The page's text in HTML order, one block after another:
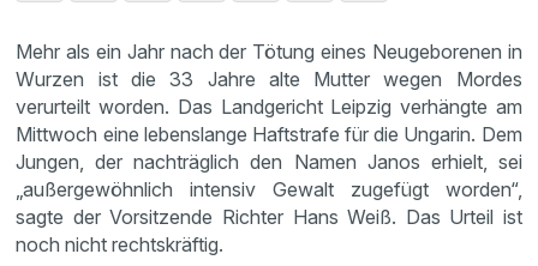
Mehr als ein Jahr nach der Tötung eines Neugeborenen in
Wurzen ist die 33 Jahre alte Mutter wegen Mordes
verurteilt worden. Das Landgericht Leipzig verhängte am
Mittwoch eine lebenslange Haftstrafe für die Ungarin. Dem
Jungen, der nachträglich den Namen Janos erhielt, sei
„außergewöhnlich intensiv Gewalt zugefügt worden“,
sagte der Vorsitzende Richter Hans Weiß. Das Urteil ist
noch nicht rechtskräftig.